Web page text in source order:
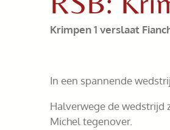
Krimpen 1 verslaat
In een spannende
Halverwege de wedstrijd
Michel tegenover.